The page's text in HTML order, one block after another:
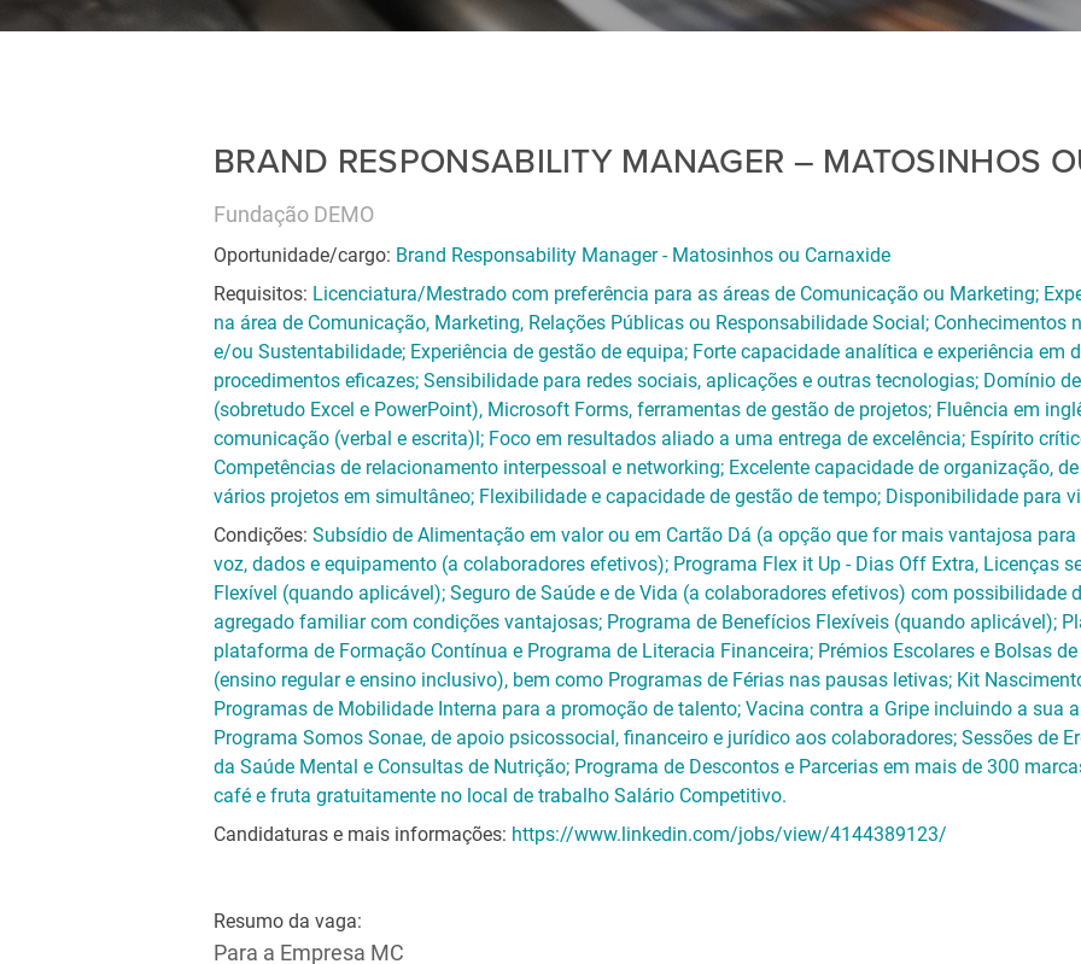
BRAND RESPONSABILITY MANAGER – MATOSINHOS
Fundação DEMO
Oportunidade/cargo: Brand Responsability Manager - Matosinhos ou Carnaxide
Requisitos: Licenciatura/Mestrado com preferência para as áreas de Comunicação ou Marketing;
na área de Comunicação, Marketing, Relações Públicas ou Responsabilidade Social; Conhecimentos
e/ou Sustentabilidade; Experiência de gestão de equipa; Forte capacidade analítica e experiência em
procedimentos eficazes; Sensibilidade para redes sociais, aplicações e outras tecnologias; Domínio
(sobretudo Excel e PowerPoint), Microsoft Forms, ferramentas de gestão de projetos; Fluência em
comunicação (verbal e escrita)l; Foco em resultados aliado a uma entrega de excelência; Espírito
Competências de relacionamento interpessoal e networking; Excelente capacidade de organização,
vários projetos em simultâneo; Flexibilidade e capacidade de gestão de tempo; Disponibilidade para
Condições: Subsídio de Alimentação em valor ou em Cartão Dá (a opção que for mais vantajosa
voz, dados e equipamento (a colaboradores efetivos); Programa Flex it Up - Dias Off Extra, Licenças
Flexível (quando aplicável); Seguro de Saúde e de Vida (a colaboradores efetivos) com possibilidade
agregado familiar com condições vantajosas; Programa de Benefícios Flexíveis (quando aplicável);
plataforma de Formação Contínua e Programa de Literacia Financeira; Prémios Escolares e Bolsas
(ensino regular e ensino inclusivo), bem como Programas de Férias nas pausas letivas; Kit
Programas de Mobilidade Interna para a promoção de talento; Vacina contra a Gripe incluindo a sua
Programa Somos Sonae, de apoio psicossocial, financeiro e jurídico aos colaboradores; Sessões de
da Saúde Mental e Consultas de Nutrição; Programa de Descontos e Parcerias em mais de 300
café e fruta gratuitamente no local de trabalho Salário Competitivo.
Candidaturas e mais informações: https://www.linkedin.com/jobs/view/4144389123/
Resumo da vaga:
Para a Empresa MC